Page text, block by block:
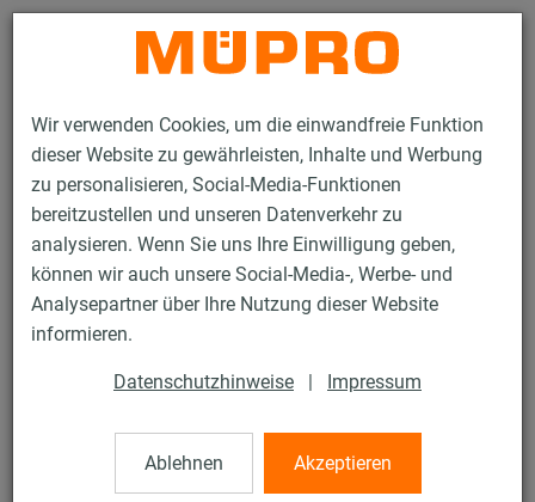
Wir verwenden Cookies, um die einwandfreie Funktion
dieser Website zu gewährleisten, Inhalte und Werbung
zu personalisieren, Social-Media-Funktionen
bereitzustellen und unseren Datenverkehr zu
analysieren. Wenn Sie uns Ihre Einwilligung geben,
können wir auch unsere Social-Media-, Werbe- und
Analysepartner über Ihre Nutzung dieser Website
informieren.
Datenschutzhinweise | Impressum
Ablehnen Akzeptieren
Kontakt
Produkte Befestigungstechnik
Schallschutz
Rohrschellen mit Schalldämmung
ISO-Schellen Typ H, M, T
ISO-Schellen Typ H, M, T
Iso-Schelle DÄMMGULAST® gelb, Typ M, Iso 15,5-25 mm,